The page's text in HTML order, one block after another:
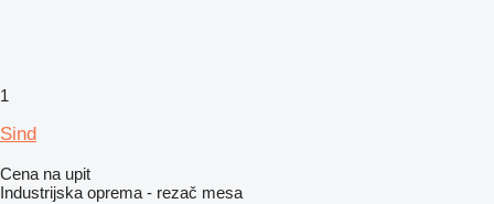
1
Sind
Cena na upit
Industrijska oprema - rezač mesa